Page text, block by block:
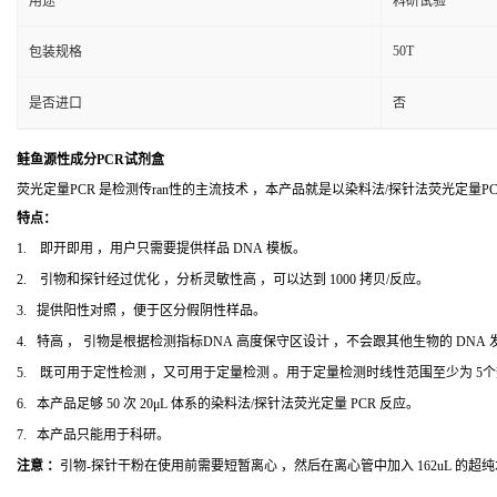
包装规格 50T
是否进口 否
鲑鱼源性成分PCR试剂盒
荧光定量PCR 是检测传ran性的主流技术 ，本产品就是以染料法/探针法荧光定量
特点：
1. 即开即用 ，用户只需要提供样品 DNA 模板。
2. 引物和探针经过优化 ，分析灵敏性高 ，可以达到 1000 拷贝/反应。
3. 提供阳性对照 ，便于区分假阴性样品。
4. 特高 ， 引物是根据检测指标DNA 高度保守区设计 ，不会跟其他生物的 DNA
5. 既可用于定性检测 ，又可用于定量检测 。用于定量检测时线性范围至少为 5
6. 本产品足够 50 次 20μL 体系的染料法/探针法荧光定量 PCR 反应。
7. 本产品只能用于科研。
注意 ： 引物-探针干粉在使用前需要短暂离心 ，然后在离心管中加入 162uL 的超